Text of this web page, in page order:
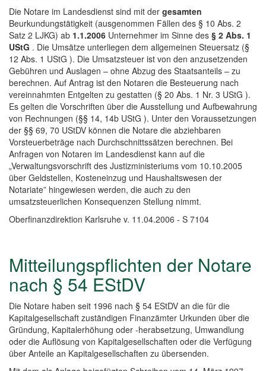
Die Notare im Landesdienst sind mit der gesamten
Beurkundungstätigkeit (ausgenommen Fällen des § 10 Abs. 2
Satz 2 LJKG) ab 1.1.2006 Unternehmer im Sinne des § 2 Abs. 1
UStG . Die Umsätze unterliegen dem allgemeinen Steuersatz (§
12 Abs. 1 UStG ). Die Umsatzsteuer ist von den anzusetzenden
Gebühren und Auslagen – ohne Abzug des Staatsanteils – zu
berechnen. Auf Antrag ist den Notaren die Besteuerung nach
vereinnahmten Entgelten zu gestatten (§ 20 Abs. 1 Nr. 3 UStG ).
Es gelten die Vorschriften über die Ausstellung und Aufbewahrung
von Rechnungen (§§ 14, 14b UStG ). Unter den Voraussetzungen
der §§ 69, 70 UStDV können die Notare die abziehbaren
Vorsteuerbeträge nach Durchschnittssätzen berechnen. Bei
Anfragen von Notaren im Landesdienst kann auf die
„Verwaltungsvorschrift des Justizministeriums vom 10.10.2005
über Geldstellen, Kosteneinzug und Haushaltswesen der
Notariate” hingewiesen werden, die auch zu den
umsatzsteuerlichen Konsequenzen Stellung nimmt.
Oberfinanzdirektion Karlsruhe v. 11.04.2006 - S 7104
Mitteilungspflichten der Notare
nach § 54 EStDV
Die Notare haben seit 1996 nach § 54 EStDV an die für die
Kapitalgesellschaft zuständigen Finanzämter Urkunden über die
Gründung, Kapitalerhöhung oder -herabsetzung, Umwandlung
oder die Auflösung von Kapitalgesellschaften oder die Verfügung
über Anteile an Kapitalgesellschaften zu übersenden.